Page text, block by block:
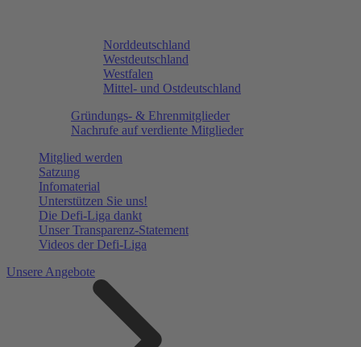
Norddeutschland
Westdeutschland
Westfalen
Mittel- und Ostdeutschland
Gründungs- & Ehrenmitglieder
Nachrufe auf verdiente Mitglieder
Mitglied werden
Satzung
Infomaterial
Unterstützen Sie uns!
Die Defi-Liga dankt
Unser Transparenz-Statement
Videos der Defi-Liga
Unsere Angebote